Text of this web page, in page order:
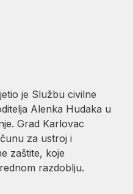
je Službu civilne
Alenka Hudaka u
Grad Karlovac
za ustroj i
zaštite, koje
razdoblju.